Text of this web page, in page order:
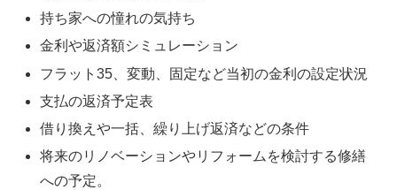
持ち家への憧れの気持ち
金利や返済額シミュレーション
フラット35、変動、固定など当初の金利の設定状況
支払の返済予定表
借り換えや一括、繰り上げ返済などの条件
将来のリノベーションやリフォームを検討する修繕
への予定。